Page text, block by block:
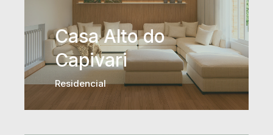
Casa Alto do
Capivari
Residencial